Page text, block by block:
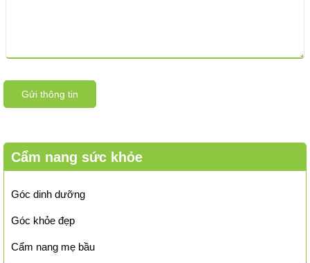
Gửi thông tin
Cẩm nang sức khỏe
Góc dinh dưỡng
Góc khỏe đẹp
Cẩm nang mẹ bầu